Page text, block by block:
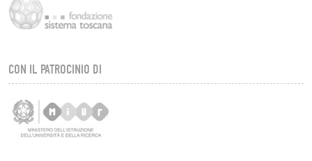
CON IL PATROCINIO DI